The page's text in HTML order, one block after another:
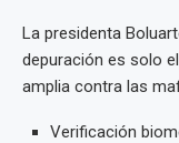
La presidenta
depuración es solo
amplia contra las
Verificación